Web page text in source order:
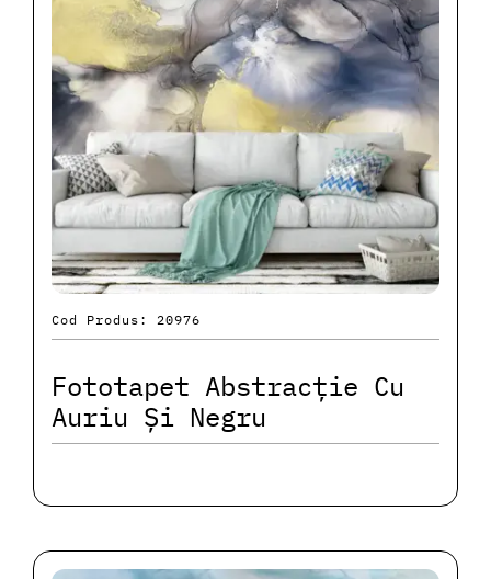
Cod Produs: 20976
Fototapet Abstracție Cu
Auriu Și Negru